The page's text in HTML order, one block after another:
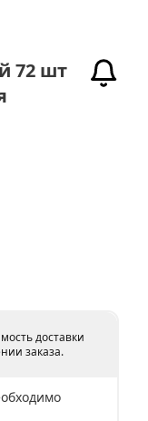
72 шт
доставки
заказа.